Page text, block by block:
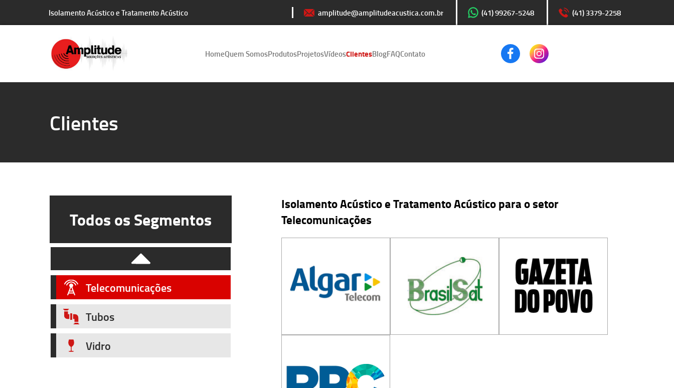
Isolamento Acústico e Tratamento Acústico amplitude@amplitudeacustica.com.br (41) 99267-5248 (41) 3379-2258
HomeQuem SomosProdutosProjetosVídeosClientesBlogFAQContato
Clientes
Todos os Segmentos
Plásticos
Produtora
Rádio
Sistema de Freios
Sistema de Segurança
Soluções Industriais
Telecomunicações
Tubos
Vidro
Isolamento Acústico e Tratamento Acústico para o setor
Telecomunicações